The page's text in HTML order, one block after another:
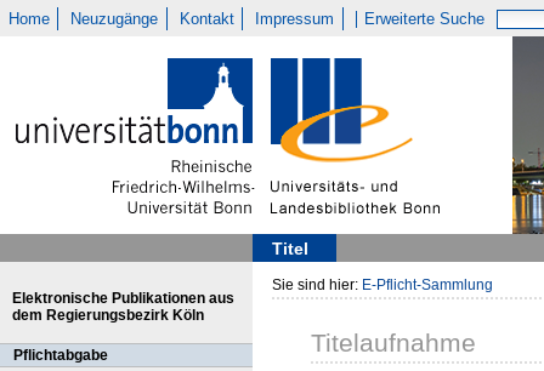
Home Neuzugänge Kontakt Impressum Erweiterte Suche
Titel
Elektronische Publikationen aus
dem Regierungsbezirk Köln
Pflichtabgabe
Sie sind hier: E-Pflicht-Sammlung
Titelaufnahme